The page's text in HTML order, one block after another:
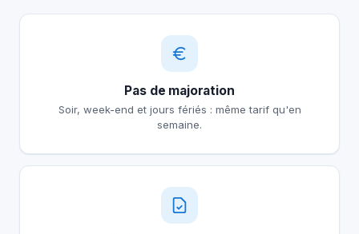
Pas de majoration
Soir, week-end et jours fériés : même tarif qu'en
semaine.